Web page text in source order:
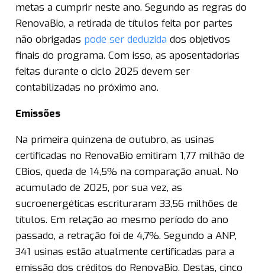
metas a cumprir neste ano. Segundo as regras do
RenovaBio, a retirada de títulos feita por partes
não obrigadas pode ser deduzida dos objetivos
finais do programa. Com isso, as aposentadorias
feitas durante o ciclo 2025 devem ser
contabilizadas no próximo ano.
Emissões
Na primeira quinzena de outubro, as usinas
certificadas no RenovaBio emitiram 1,77 milhão de
CBios, queda de 14,5% na comparação anual. No
acumulado de 2025, por sua vez, as
sucroenergéticas escrituraram 33,56 milhões de
títulos. Em relação ao mesmo período do ano
passado, a retração foi de 4,7%. Segundo a ANP,
341 usinas estão atualmente certificadas para a
emissão dos créditos do RenovaBio. Destas, cinco